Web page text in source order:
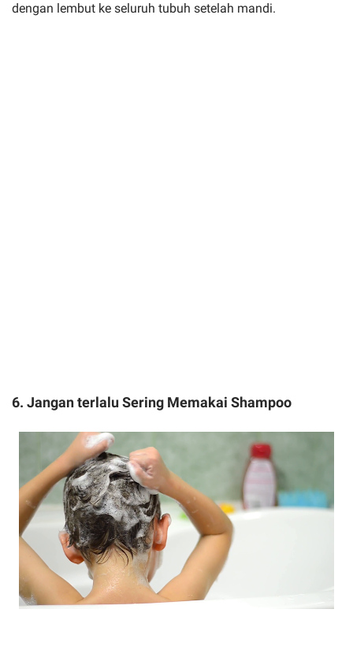
dengan lembut ke seluruh tubuh setelah mandi.
6. Jangan terlalu Sering Memakai Shampoo